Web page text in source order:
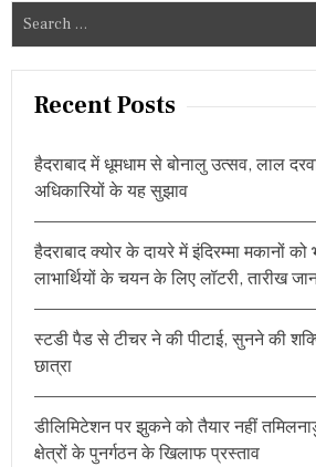
e
a
Recent Posts
हैदराबाद में धूमधाम से बोनालु उत्सव, लाल
अधिकारियों के यह सुझाव
हैदराबाद क्योर के दायरे में इंदिरम्मा मकानों को
लाभार्थियों के चयन के लिए लॉटरी, तारीख
स्टडी पैड से टीचर ने की पीटाई, सुनने की
छात्रा
डीलिमिटेशन पर झुकने को तैयार नहीं
क्षेत्रों के पुनर्गठन के खिलाफ प्रस्ताव